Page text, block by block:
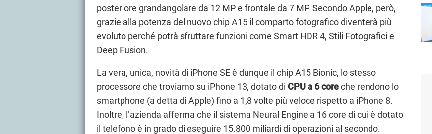
posteriore grandangolare da 12 MP e frontale da 7 MP. Secondo Apple, però,
grazie alla potenza del nuovo chip A15 il comparto fotografico diventerà più
evoluto perché potrà sfruttare funzioni come Smart HDR 4, Stili Fotografici e
Deep Fusion.
La vera, unica, novità di iPhone SE è dunque il chip A15 Bionic, lo stesso
processore che troviamo su iPhone 13, dotato di CPU a 6 coreche rendono lo
smartphone (a detta di Apple) fino a 1,8 volte più veloce rispetto a iPhone 8.
Inoltre, l’azienda afferma che il sistema Neural Engine a 16 core di cui è dotato
il telefono è in grado di eseguire 15.800 miliardi di operazioni al secondo.